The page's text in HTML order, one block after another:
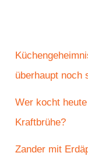
überhaupt noch
Wer kocht
Kraftbrühe?
Zander mit